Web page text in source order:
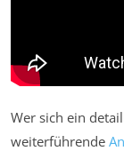
Wer sich ein
weiterführende